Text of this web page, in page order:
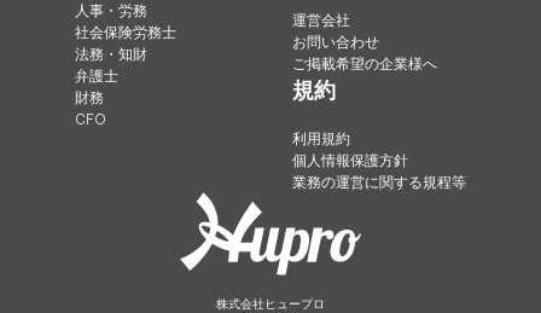
人事・労務
社会保険労務士
法務・知財
弁護士
財務
CFO
運営会社
お問い合わせ
ご掲載希望の企業様へ
規約
利用規約
個人情報保護方針
業務の運営に関する規程等
株式会社ヒュープロ